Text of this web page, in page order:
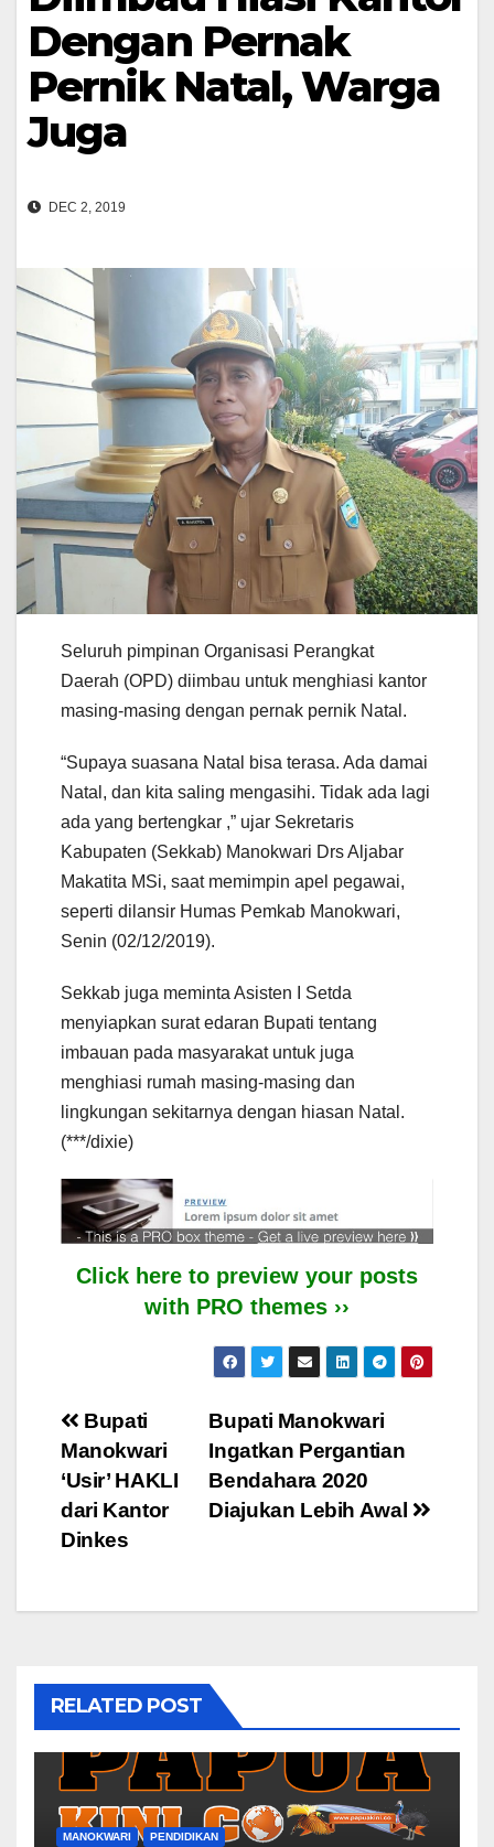
Dengan Pernak
Pernik Natal, Warga
Juga
DEC 2, 2019
Seluruh pimpinan Organisasi Perangkat
Daerah (OPD) diimbau untuk menghiasi kantor
masing-masing dengan pernak pernik Natal.
“Supaya suasana Natal bisa terasa. Ada damai
Natal, dan kita saling mengasihi. Tidak ada lagi
ada yang bertengkar ,” ujar Sekretaris
Kabupaten (Sekkab) Manokwari Drs Aljabar
Makatita MSi, saat memimpin apel pegawai,
seperti dilansir Humas Pemkab Manokwari,
Senin (02/12/2019).
Sekkab juga meminta Asisten I Setda
menyiapkan surat edaran Bupati tentang
imbauan pada masyarakat untuk juga
menghiasi rumah masing-masing dan
lingkungan sekitarnya dengan hiasan Natal.
(***/dixie)
Click here to preview your posts
with PRO themes ››
Post
navigation
Bupati Manokwari
Ingatkan Pergantian
Bendahara 2020
Diajukan Lebih Awal
Bupati
Manokwari
‘Usir’ HAKLI
dari Kantor
Dinkes
RELATED POST
MANOKWARI PENDIDIKAN